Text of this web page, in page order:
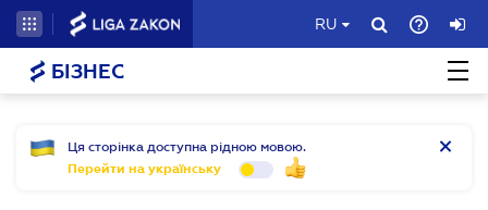
RU
БІЗНЕС
Ця сторінка доступна рідною мовою.
Перейти на українську